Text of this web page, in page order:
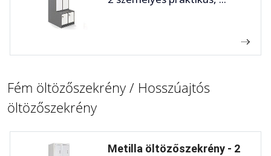
Fém öltözőszekrény / Hosszúajtós
öltözőszekrény
Metilla öltözőszekrény - 2